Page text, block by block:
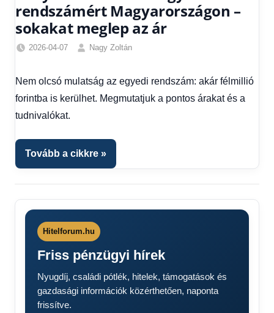
rendszámért Magyarországon –
sokakat meglep az ár
2026-04-07
Nagy Zoltán
Hírek
Nem olcsó mulatság az egyedi rendszám: akár félmillió
forintba is kerülhet. Megmutatjuk a pontos árakat és a
tudnivalókat.
Tovább a cikkre
Hitelforum.hu
Friss pénzügyi hírek
Nyugdíj, családi pótlék, hitelek, támogatások és
gazdasági információk közérthetően, naponta
frissítve.